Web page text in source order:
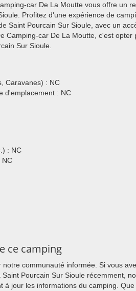
car De La Moutte vous offre un
Profitez d'une expérience de
Saint Pourcain Sur Sioule, avec un
Camping-car De La Moutte, c'est opter
Sur Sioule.
Caravanes) : NC
d'emplacement : NC
: NC
NC
ce camping
communauté informée. Si vous
Pourcain Sur Sioule récemment,
à jour les informations du camping.